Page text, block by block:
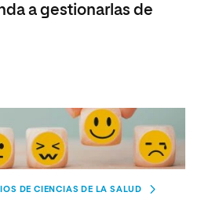
a gestionarlas de
DE CIENCIAS DE LA SALUD